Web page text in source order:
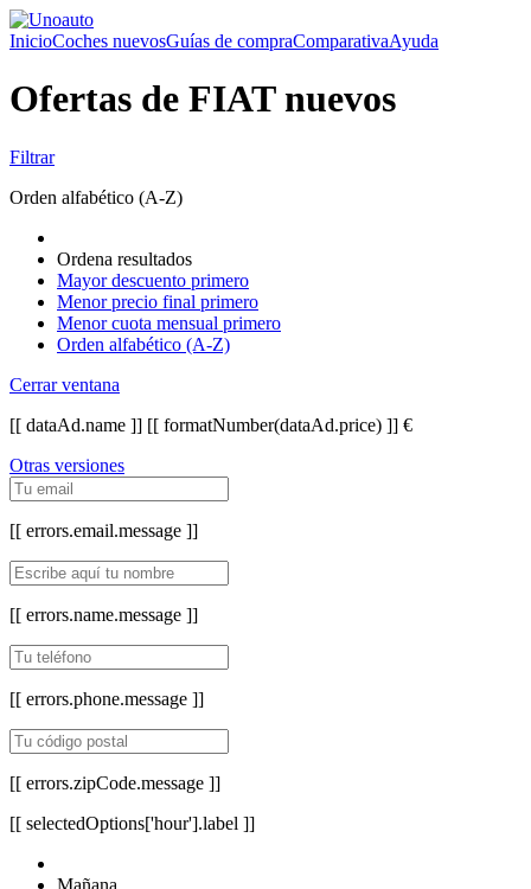
InicioCoches nuevosGuías de compraComparativaAyuda
Ofertas de FIAT nuevos
Filtrar
Orden alfabético (A-Z)
Ordena resultados
Mayor descuento primero
Menor precio final primero
Menor cuota mensual primero
Orden alfabético (A-Z)
Cerrar ventana
[[ dataAd.name ]] [[ formatNumber(dataAd.price) ]] €
Otras versiones
[[ errors.email.message ]]
[[ errors.name.message ]]
[[ errors.phone.message ]]
[[ errors.zipCode.message ]]
[[ selectedOptions['hour'].label ]]
Mañana